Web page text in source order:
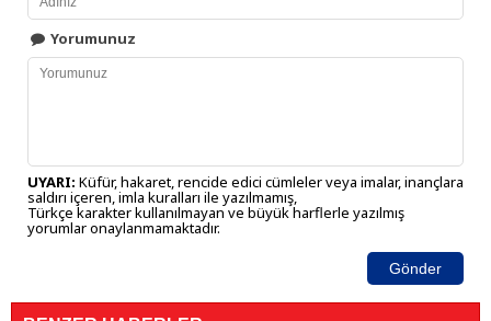
Yorumunuz
UYARI: Küfür, hakaret, rencide edici cümleler veya imalar, inançlara
saldırı içeren, imla kuralları ile yazılmamış,
Türkçe karakter kullanılmayan ve büyük harflerle yazılmış
yorumlar onaylanmamaktadır.
Gönder